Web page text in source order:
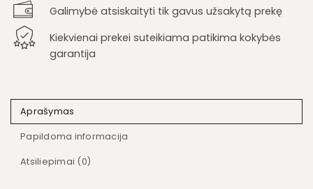
Galimybė atsiskaityti tik gavus užsakytą prekę
Kiekvienai prekei suteikiama patikima kokybės
garantija
Aprašymas
Papildoma informacija
Atsiliepimai (0)